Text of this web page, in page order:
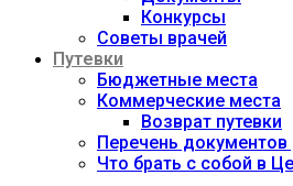
Конкурсы
Советы врачей
Путевки
Бюджетные места
Коммерческие места
Возврат путевки
Перечень документов
Что брать с собой в